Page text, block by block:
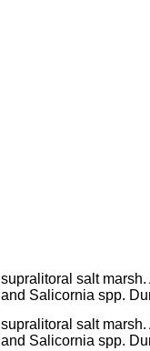
supralitoral salt
and Salicornia spp.
supralitoral salt
and Salicornia spp.